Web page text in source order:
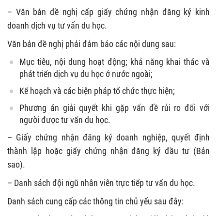
– Văn bản đề nghị cấp giấy chứng nhận đăng ký kinh
doanh dịch vụ tư vấn du học.
Văn bản đề nghị phải đảm bảo các nội dung sau:
Mục tiêu, nội dung hoạt động; khả năng khai thác và
phát triển dịch vụ du học ở nước ngoài;
Kế hoạch và các biện pháp tổ chức thực hiện;
Phương án giải quyết khi gặp vấn đề rủi ro đối với
người được tư vấn du học.
– Giấy chứng nhận đăng ký doanh nghiệp, quyết định
thành lập hoặc giấy chứng nhận đăng ký đầu tư (Bản
sao).
– Danh sách đội ngũ nhân viên trực tiếp tư vấn du học.
Danh sách cung cấp các thông tin chủ yếu sau đây: